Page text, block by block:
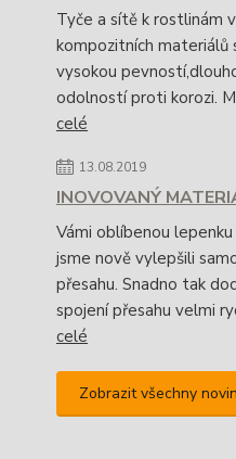
Tyče a sítě k rostlinám
kompozitních materiálů
vysokou
odolností proti korozi.
celé
13.08.2019
INOVOVANÝ
Vámi oblíbenou
jsme nově vylepšili
přesahu. Snadno tak
spojení přesahu velmi
celé
Zobrazit všechny